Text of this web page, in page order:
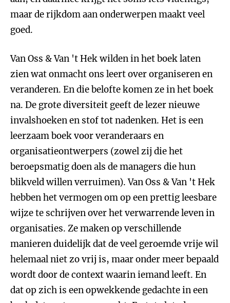
maar de rijkdom aan onderwerpen maakt veel
goed.
Van Oss & Van 't Hek wilden in het boek laten
zien wat onmacht ons leert over organiseren en
veranderen. En die belofte komen ze in het boek
na. De grote diversiteit geeft de lezer nieuwe
invalshoeken en stof tot nadenken. Het is een
leerzaam boek voor veranderaars en
organisatieontwerpers (zowel zij die het
beroepsmatig doen als de managers die hun
blikveld willen verruimen). Van Oss & Van 't Hek
hebben het vermogen om op een prettig leesbare
wijze te schrijven over het verwarrende leven in
organisaties. Ze maken op verschillende
manieren duidelijk dat de veel geroemde vrije wil
helemaal niet zo vrij is, maar onder meer bepaald
wordt door de context waarin iemand leeft. En
dat op zich is een opwekkende gedachte in een